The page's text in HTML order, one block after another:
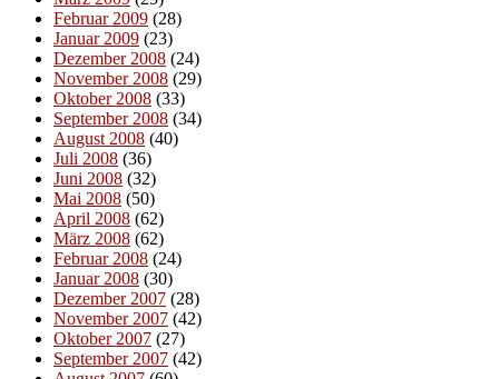
Februar 2009 (28)
Januar 2009 (23)
Dezember 2008 (24)
November 2008 (29)
Oktober 2008 (33)
September 2008 (34)
August 2008 (40)
Juli 2008 (36)
Juni 2008 (32)
Mai 2008 (50)
April 2008 (62)
März 2008 (62)
Februar 2008 (24)
Januar 2008 (30)
Dezember 2007 (28)
November 2007 (42)
Oktober 2007 (27)
September 2007 (42)